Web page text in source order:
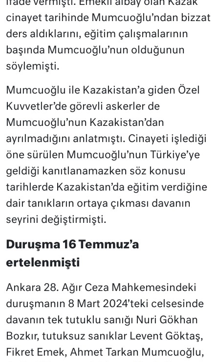
ifade vermişti. Emekli albay olan Kazak
cinayet tarihinde Mumcuoğlu’ndan bizzat
ders aldıklarını, eğitim çalışmalarının
başında Mumcuoğlu’nun olduğunun
söylemişti.
Mumcuoğlu ile Kazakistan’a giden Özel
Kuvvetler’de görevli askerler de
Mumcuoğlu’nun Kazakistan’dan
ayrılmadığını anlatmıştı. Cinayeti işlediği
öne sürülen Mumcuoğlu’nun Türkiye’ye
geldiği kanıtlanamazken söz konusu
tarihlerde Kazakistan’da eğitim verdiğine
dair tanıkların ortaya çıkması davanın
seyrini değiştirmişti.
Duruşma 16 Temmuz’a
ertelenmişti
Ankara 28. Ağır Ceza Mahkemesindeki
duruşmanın 8 Mart 2024’teki celsesinde
davanın tek tutuklu sanığı Nuri Gökhan
Bozkır, tutuksuz sanıklar Levent Göktaş,
Fikret Emek, Ahmet Tarkan Mumcuoğlu,